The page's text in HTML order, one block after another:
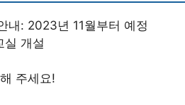
내: 2023년 11월부터 예정
실 개설
주세요!